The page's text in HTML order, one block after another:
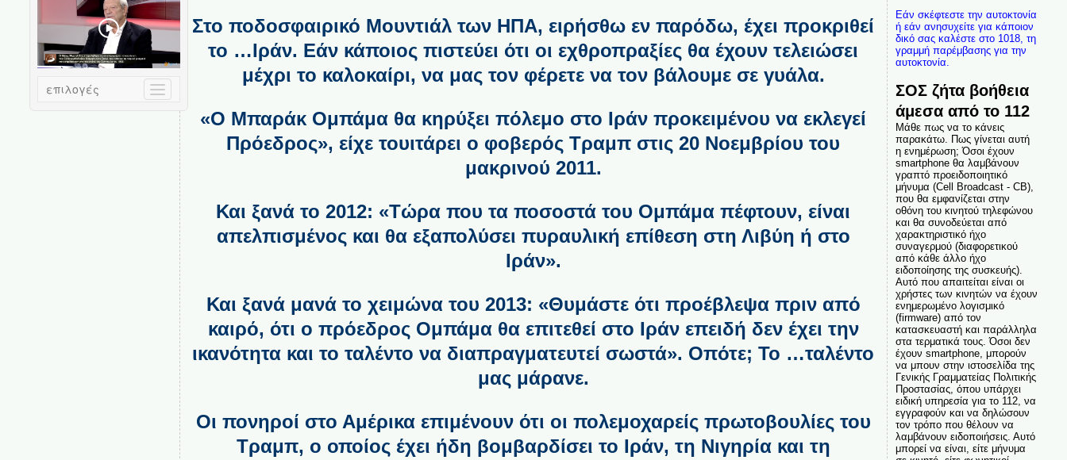
Στο ποδοσφαιρικό Μουντιάλ των ΗΠΑ, ειρήσθω εν παρόδω, έχει προκριθεί
το …Ιράν. Εάν κάποιος πιστεύει ότι οι εχθροπραξίες θα έχουν τελειώσει
μέχρι το καλοκαίρι, να μας τον φέρετε να τον βάλουμε σε γυάλα.
«Ο Μπαράκ Ομπάμα θα κηρύξει πόλεμο στο Ιράν προκειμένου να εκλεγεί
Πρόεδρος», είχε τουιτάρει ο φοβερός Τραμπ στις 20 Νοεμβρίου του
μακρινού 2011.
Και ξανά το 2012: «Τώρα που τα ποσοστά του Ομπάμα πέφτουν, είναι
απελπισμένος και θα εξαπολύσει πυραυλική επίθεση στη Λιβύη ή στο
Ιράν».
Και ξανά μανά το χειμώνα του 2013: «Θυμάστε ότι προέβλεψα πριν από
καιρό, ότι ο πρόεδρος Ομπάμα θα επιτεθεί στο Ιράν επειδή δεν έχει την
ικανότητα και το ταλέντο να διαπραγματευτεί σωστά». Οπότε; Το …ταλέντο
μας μάρανε.
Οι πονηροί στο Αμέρικα επιμένουν ότι οι πολεμοχαρείς πρωτοβουλίες του
Τραμπ, ο οποίος έχει ήδη βομβαρδίσει το Ιράν, τη Νιγηρία και τη
Εάν σκέφτεστε την αυτοκτονία
ή εάν ανησυχείτε για κάποιον
δικό σας καλέστε στο 1018, τη
γραμμή παρέμβασης για την
αυτοκτονία.
ΣΟΣ ζήτα βοήθεια
άμεσα από το 112
Μάθε πως να το κάνεις
παρακάτω. Πως γίνεται αυτή
η ενημέρωση; Όσοι έχουν
smartphone θα λαμβάνουν
γραπτό προειδοποιητικό
μήνυμα (Cell Broadcast - CB),
που θα εμφανίζεται στην
οθόνη του κινητού τηλεφώνου
και θα συνοδεύεται από
χαρακτηριστικό ήχο
συναγερμού (διαφορετικού
από κάθε άλλο ήχο
ειδοποίησης της συσκευής).
Αυτό που απαιτείται είναι οι
χρήστες των κινητών να έχουν
ενημερωμένο λογισμικό
(firmware) από τον
κατασκευαστή και παράλληλα
στα τερματικά τους. Όσοι δεν
έχουν smartphone, μπορούν
να μπουν στην ιστοσελίδα της
Γενικής Γραμματείας Πολιτικής
Προστασίας, όπου υπάρχει
ειδική υπηρεσία για το 112, να
εγγραφούν και να δηλώσουν
τον τρόπο που θέλουν να
λαμβάνουν ειδοποιήσεις. Αυτό
μπορεί να είναι, είτε μήνυμα